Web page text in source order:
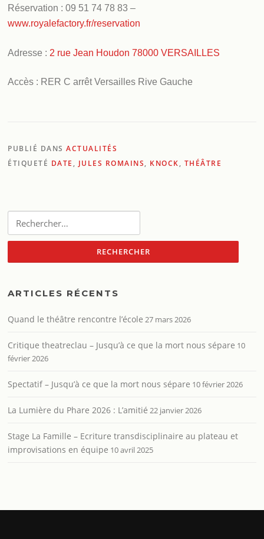
Réservation : 09 51 74 78 83 –
www.royalefactory.fr/reservation
Adresse : 2 rue Jean Houdon 78000 VERSAILLES
Accès : RER C arrêt Versailles Rive Gauche
PUBLIÉ DANSACTUALITÉS
ÉTIQUETÉ DATE , JULES ROMAINS, KNOCK, THÉÂTRE
ARTICLES RÉCENTS
Quand le théâtre rencontre l’école 27 mars 2026
Critique theatreclau – Jusqu’à ce que la mort nous sépare 10
février 2026
Spectatif – Jusqu’à ce que la mort nous sépare 10 février 2026
La Lumière du Phare 2026 : L’amitié 22 janvier 2026
Stage La Famille – Ecriture transdisciplinaire au plateau et
improvisations en équipe 10 avril 2025